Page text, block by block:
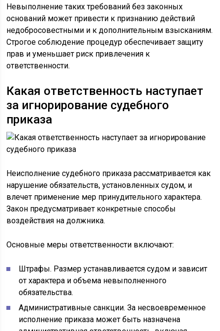
Невыполнение таких требований без законных
оснований может привести к признанию действий
недобросовестными и к дополнительным взысканиям.
Строгое соблюдение процедур обеспечивает защиту
прав и уменьшает риск привлечения к
ответственности.
Какая ответственность наступает
за игнорирование судебного
приказа
Неисполнение судебного приказа рассматривается как
нарушение обязательств, установленных судом, и
влечет применение мер принудительного характера.
Закон предусматривает конкретные способы
воздействия на должника.
Основные меры ответственности включают:
Штрафы. Размер устанавливается судом и зависит
от характера и объема невыполненного
обязательства.
Административные санкции. За несвоевременное
исполнение приказа может быть назначена